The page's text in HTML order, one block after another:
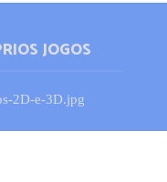
JOGOS